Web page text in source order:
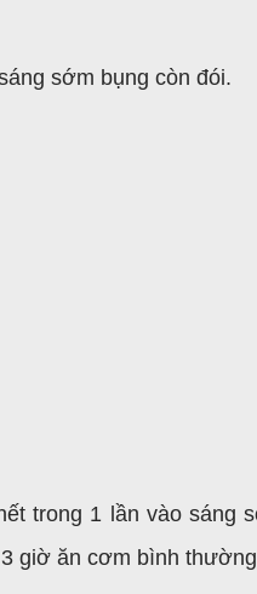
sớm bụng còn đói.
trong 1 lần vào sáng
giờ ăn cơm bình